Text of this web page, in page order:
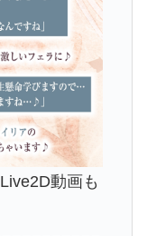
動画も